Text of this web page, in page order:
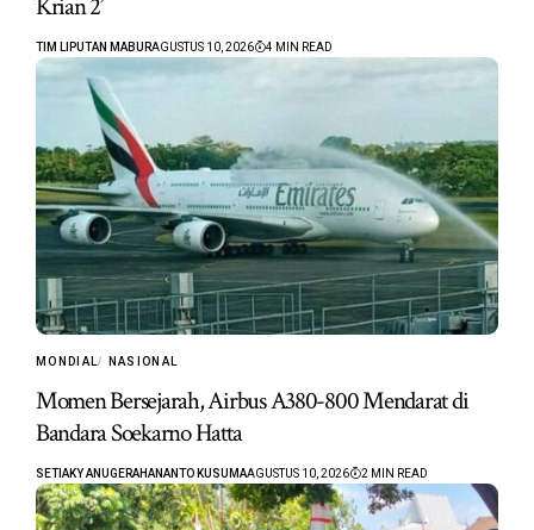
Krian 2’
TIM LIPUTAN MABURAGUSTUS 10, 2026 4 MIN READ
MONDIAL NASIONAL
Momen Bersejarah, Airbus A380-800 Mendarat di
Bandara Soekarno Hatta
SETIAKY ANUGERAHANANTO KUSUMAAGUSTUS 10, 2026 2 MIN READ